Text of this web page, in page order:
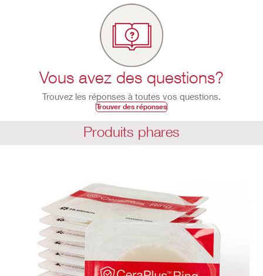
Vous avez des questions?
Trouvez les réponses à toutes vos questions.
Trouver des réponses
Produits phares